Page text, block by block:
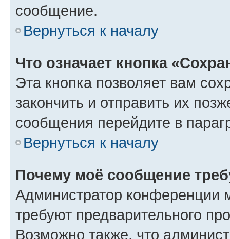
сообщение.
Вернуться к началу
Что означает кнопка
Эта кнопка позволяет вам
закончить и отправить их
сообщения перейдите в
Вернуться к началу
Почему моё сообщение
Администратор конференции
требуют предварительного
Возможно также, что